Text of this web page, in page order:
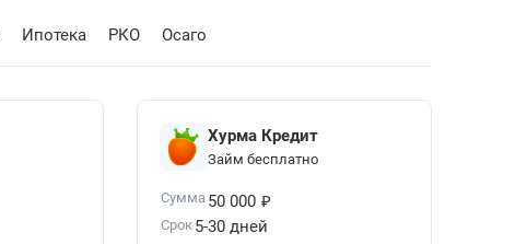
Ипотека РКО Осаго
Хурма Кредит
Займ бесплатно
Сумма 50 000 ₽
Срок 5-30 дней